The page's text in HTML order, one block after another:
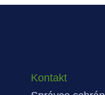
Kontakt